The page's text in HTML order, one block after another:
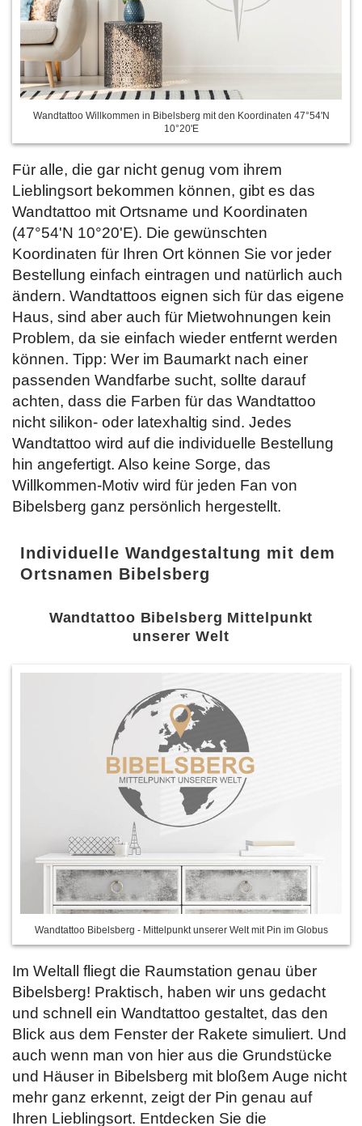
Wandtattoo Willkommen in Bibelsberg mit den Koordinaten 47°54'N
10°20'E
Für alle, die gar nicht genug vom ihrem
Lieblingsort bekommen können, gibt es das
Wandtattoo mit Ortsname und Koordinaten
(47°54'N 10°20'E). Die gewünschten
Koordinaten für Ihren Ort können Sie vor jeder
Bestellung einfach eintragen und natürlich auch
ändern. Wandtattoos eignen sich für das eigene
Haus, sind aber auch für Mietwohnungen kein
Problem, da sie einfach wieder entfernt werden
können. Tipp: Wer im Baumarkt nach einer
passenden Wandfarbe sucht, sollte darauf
achten, dass die Farben für das Wandtattoo
nicht silikon- oder latexhaltig sind. Jedes
Wandtattoo wird auf die individuelle Bestellung
hin angefertigt. Also keine Sorge, das
Willkommen-Motiv wird für jeden Fan von
Bibelsberg ganz persönlich hergestellt.
Individuelle Wandgestaltung mit dem
Ortsnamen Bibelsberg
Wandtattoo Bibelsberg Mittelpunkt
unserer Welt
Wandtattoo Bibelsberg - Mittelpunkt unserer Welt mit Pin im Globus
Im Weltall fliegt die Raumstation genau über
Bibelsberg! Praktisch, haben wir uns gedacht
und schnell ein Wandtattoo gestaltet, das den
Blick aus dem Fenster der Rakete simuliert. Und
auch wenn man von hier aus die Grundstücke
und Häuser in Bibelsberg mit bloßem Auge nicht
mehr ganz erkennt, zeigt der Pin genau auf
Ihren Lieblingsort. Entdecken Sie die